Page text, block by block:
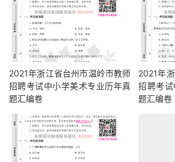
2021年浙江省台州市温岭市教师
招聘考试中小学美术专业历年真
题汇编卷
2021年
招聘考
题汇编卷